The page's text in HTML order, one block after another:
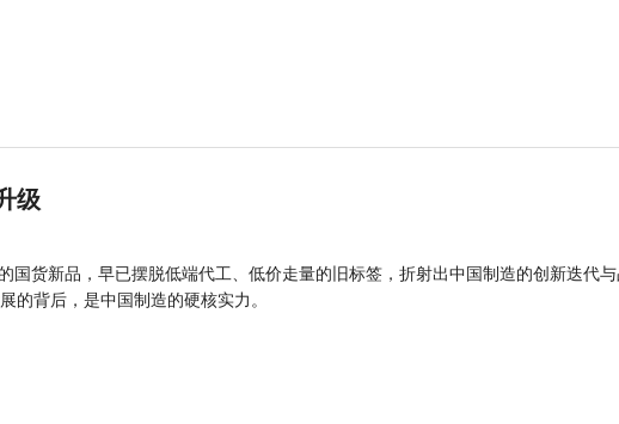
级
国货新品，早已摆脱低端代工、低价走量的旧标签，折射出中国制造的创新迭代
的背后，是中国制造的硬核实力。